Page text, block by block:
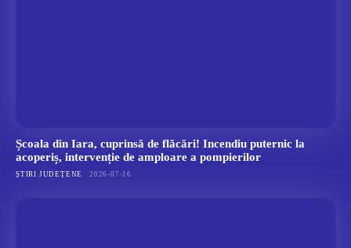
Școala din Iara, cuprinsă de flăcări! Incendiu puternic la
acoperiș, intervenție de amploare a pompierilor
ȘTIRI JUDEȚENE 2026-07-16